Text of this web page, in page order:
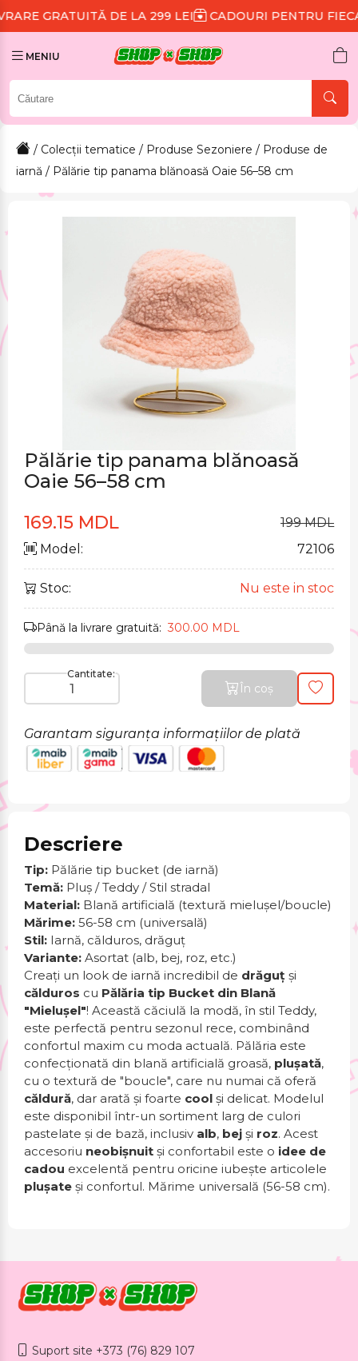
DE LA 299 LEI CADOURI PENTRU FIECARE
MENIU
/ Colecții tematice / Produse Sezoniere / Produse de
iarnă / Pălărie tip panama blănoasă Oaie 56–58 cm
Pălărie tip panama blănoasă
Oaie 56–58 cm
169.15 MDL
199 MDL
Model:
72106
Stoc: Nu este in stoc
Până la livrare gratuită:300.00 MDL
Cantitate:
În coș
Garantam siguranța informațiilor de plată
Descriere
Tip: Pălărie tip bucket (de iarnă)
Temă: Pluș / Teddy / Stil stradal
Material: Blană artificială (textură mielușel/boucle)
Mărime: 56-58 cm (universală)
Stil: Iarnă, călduros, drăguț
Variante: Asortat (alb, bej, roz, etc.)
Creați un look de iarnă incredibil de drăguț și
călduros cu Pălăria tip Bucket din Blană
"Mielușel"! Această căciulă la modă, în stil Teddy,
este perfectă pentru sezonul rece, combinând
confortul maxim cu moda actuală. Pălăria este
confecționată din blană artificială groasă, plușată,
cu o textură de "boucle", care nu numai că oferă
căldură, dar arată și foarte cool și delicat. Modelul
este disponibil într-un sortiment larg de culori
pastelate și de bază, inclusiv alb, bej și roz. Acest
accesoriu neobișnuit și confortabil este o idee de
cadou excelentă pentru oricine iubește articolele
plușate și confortul. Mărime universală (56-58 cm).
Suport site +373 (76) 829 107